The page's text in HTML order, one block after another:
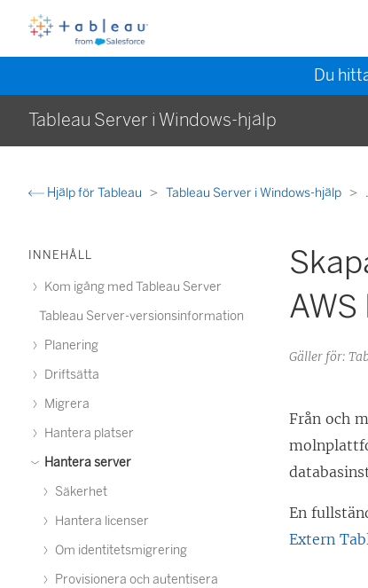
Du
Tableau Server i Windows-hjälp
Hjälp för Tableau Tableau Server i Windows-hjälp
INNEHÅLL
Kom igång med Tableau Server
Tableau Server-versionsinformation
Planering
Driftsätta
Migrera
Hantera platser
Hantera server
Säkerhet
Hantera licenser
Om identitetsmigrering
Provisionera och autentisera
Gäller för:
Från och
En
Extern